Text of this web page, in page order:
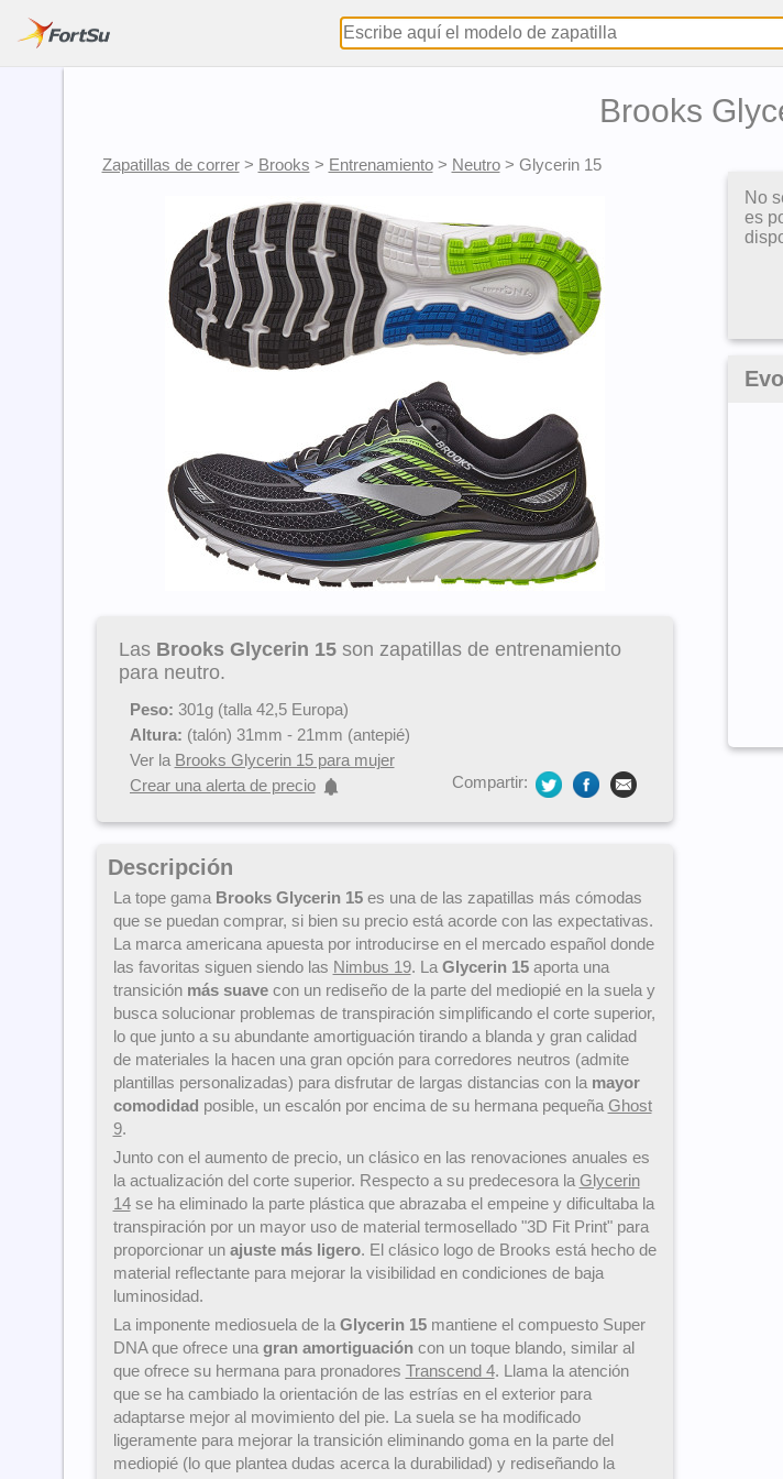
Brooks
Zapatillas de correr> Brooks > Entrenamiento> Neutro> Glycerin 15
Las Brooks Glycerin 15son zapatillas de entrenamiento
para neutro.
Peso: 301g (talla 42,5 Europa)
Altura: (talón) 31mm - 21mm (antepié)
Ver la Brooks Glycerin 15 para mujer
Crear una alerta de precio
Compartir:
Descripción
La tope gama Brooks Glycerin 15es una de las zapatillas más cómodas
que se puedan comprar, si bien su precio está acorde con las expectativas.
La marca americana apuesta por introducirse en el mercado español donde
las favoritas siguen siendo las Nimbus 19. La Glycerin 15aporta una
transición más suavecon un rediseño de la parte del mediopié en la suela y
busca solucionar problemas de transpiración simplificando el corte superior,
lo que junto a su abundante amortiguación tirando a blanda y gran calidad
de materiales la hacen una gran opción para corredores neutros (admite
plantillas personalizadas) para disfrutar de largas distancias con la mayor
comodidad posible, un escalón por encima de su hermana pequeña Ghost
9.
Junto con el aumento de precio, un clásico en las renovaciones anuales es
la actualización del corte superior. Respecto a su predecesora la Glycerin
14se ha eliminado la parte plástica que abrazaba el empeine y dificultaba la
transpiración por un mayor uso de material termosellado "3D Fit Print" para
proporcionar un ajuste más ligero. El clásico logo de Brooks está hecho de
material reflectante para mejorar la visibilidad en condiciones de baja
luminosidad.
La imponente mediosuela de la Glycerin 15mantiene el compuesto Super
DNA que ofrece una gran amortiguacióncon un toque blando, similar al
que ofrece su hermana para pronadores Transcend 4. Llama la atención
que se ha cambiado la orientación de las estrías en el exterior para
adaptarse mejor al movimiento del pie. La suela se ha modificado
ligeramente para mejorar la transición eliminando goma en la parte del
mediopié (lo que plantea dudas acerca la durabilidad) y rediseñando la
No
es